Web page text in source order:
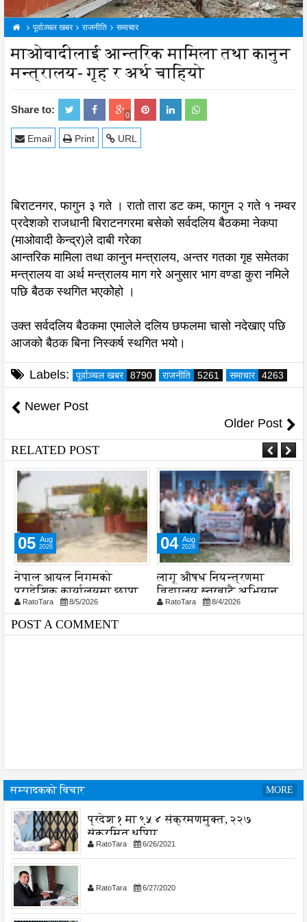
पूर्वाञ्चल खबर राजनीति समाचार
माओवादीलाई आन्तरिक मामिला तथा कानुन
मन्त्रालय- गृह र अर्थ चाहियो
Share to: 0
URL
Print
Email
बिराटनगर, फागुन ३ गते । रातो तारा डट कम, फागुन २ गते १ नम्वर
प्रदेशको राजधानी बिराटनगरमा बसेको सर्वदलिय बैठकमा नेकपा
(माओवादी केन्द्र)ले दाबी गरेका
आन्तरिक मामिला तथा कानुन मन्त्रालय, अन्तर गतका गृह समेतका
मन्त्रालय वा अर्थ मन्त्रालय माग गरे अनुसार भाग वण्डा कुरा नमिले
पछि बैठक स्थगित भएकोेहो ।
उक्त सर्वदलिय बैठकमा एमालेले दलिय छफलमा चासो नदेखाए पछि
आजको बैठक बिना निस्कर्ष स्थगित भयो।
Labels: पूर्वाञ्चल खबर 8790 राजनीति 5261 समाचार 4263
Newer Post
Older Post
RELATED POST
05 Aug
2026
नेपाल आयल निगमको
प्रादेशिक कार्यालयमा छापा
RatoTara 8/5/2026
04 Aug
2026
लागू औषध नियन्त्रणमा
विद्यालय स्तरबाटै अभियान
शुरुRatoTara 8/4/2026
POST A COMMENT
सम्पादकको विचार MORE
प्रदेश १ मा ९५४ संक्रमणमुक्त, २२७
संक्रमित थपिए
RatoTara 6/26/2021
RatoTara 6/27/2020